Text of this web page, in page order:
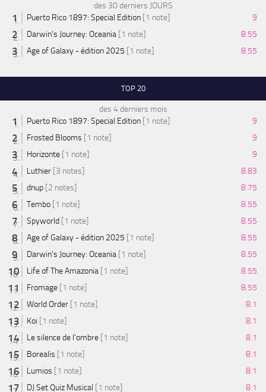
des 30 derniers JOURS
Puerto Rico 1897: Special Edition [1 note]
9
Darwin's Journey: Oceania [1 note]
8.55
Age of Galaxy - édition 2025 [1 note] 8.55
TOP 20
des 4 derniers mois
Puerto Rico 1897: Special Edition [1 note]
9
Frosted Blooms [1 note]
9
Horizonte [1 note]
9
Luthier [3 notes]
8.83
dnup [2 notes]
8.75
Tembo [1 note]
8.55
Spyworld [1 note]
8.55
Age of Galaxy - édition 2025 [1 note]
8.55
Darwin's Journey: Oceania [1 note]
8.55
Life of The Amazonia [1 note]
8.55
Fromage [1 note]
8.55
World Order [1 note]
8.1
Koi [1 note]
8.1
Le silence de l'ombre [1 note]
8.1
Borealis [1 note]
8.1
Lumios [1 note]
8.1
DJ Set Quiz Musical [1 note] 8.1